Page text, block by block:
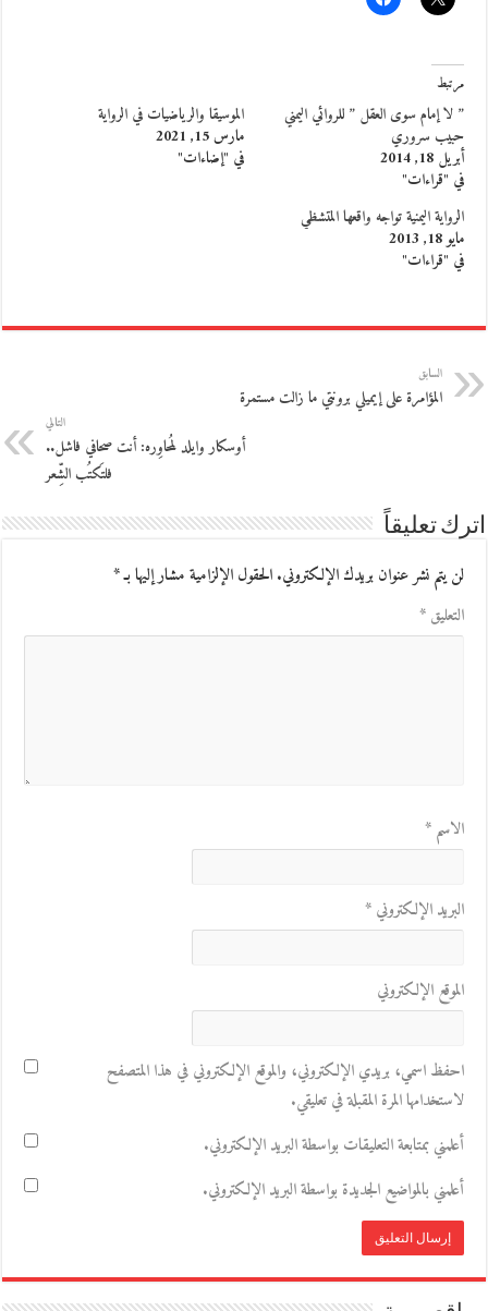
مرتبط
” لا إمام سوى العقل ” للروائي اليمني
حبيب سروري
أبريل 18, 2014
في "قراءات"
الموسيقا والرياضيات في الرواية
مارس 15, 2021
في "إضاءات"
الرواية اليمنية تواجه واقعها المتشظي
مايو 18, 2013
في "قراءات"
السابق
المؤامرة على إيميلي برونتي ما زالت مستمرة
التالي
أوسكار وايلد لمُحاوِره: أنت صحافي فاشل..
فلتَكتُب الشِّعر
اترك تعليقاً
لن يتم نشر عنوان بريدك الإلكتروني.الحقول الإلزامية مشار إليها بـ*
التعليق*
الاسم*
البريد الإلكتروني*
الموقع الإلكتروني
احفظ اسمي، بريدي الإلكتروني، والموقع الإلكتروني في هذا المتصفح
لاستخدامها المرة المقبلة في تعليقي.
أعلمني بمتابعة التعليقات بواسطة البريد الإلكتروني.
أعلمني بالمواضيع الجديدة بواسطة البريد الإلكتروني.